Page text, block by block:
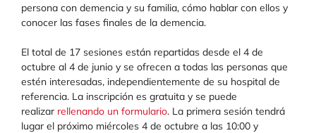
persona con demencia y su familia, cómo hablar con ellos y
conocer las fases finales de la demencia.
El total de 17 sesiones están repartidas desde el 4 de
octubre al 4 de junio y se ofrecen a todas las personas que
estén interesadas, independientemente de su hospital de
referencia. La inscripción es gratuita y se puede
realizar rellenando un formulario. La primera sesión tendrá
lugar el próximo miércoles 4 de octubre a las 10:00 y